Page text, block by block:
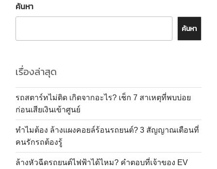
ค้นหา
ค้นหา
เรื่องล่าสุด
รถสตาร์ทไม่ติด เกิดจากอะไร? เช็ก 7 สาเหตุที่พบบ่อย
ก่อนเสียเงินเข้าศูนย์
ทำไมต้อง ล้างแผงคอยล์ร้อนรถยนต์? 3 สัญญาณเตือนที่
คนรักรถต้องรู้
ล้างหัวฉีดรถยนต์ไฟฟ้าได้ไหม? คำตอบที่เจ้าของ EV